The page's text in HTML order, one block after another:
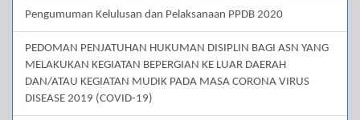
Pengumuman Kelulusan dan Pelaksanaan PPDB 2020
PEDOMAN PENJATUHAN HUKUMAN DISIPLIN BAGI ASN YANG
MELAKUKAN KEGIATAN BEPERGIAN KE LUAR DAERAH
DAN/ATAU KEGIATAN MUDIK PADA MASA CORONA VIRUS
DISEASE 2019 (COVID-19)